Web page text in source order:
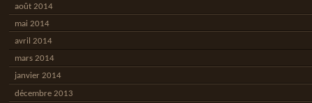
août 2014
mai 2014
avril 2014
mars 2014
janvier 2014
décembre 2013